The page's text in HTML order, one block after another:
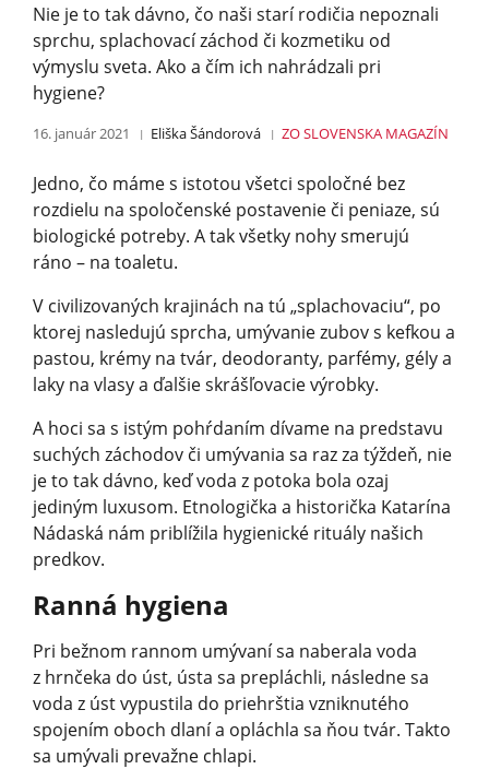
Nie je to tak dávno, čo naši starí rodičia nepoznali
sprchu, splachovací záchod či kozmetiku od
výmyslu sveta. Ako a čím ich nahrádzali pri
hygiene?
16. január 2021 Eliška Šándorová ZO SLOVENSKA MAGAZÍN
Jedno, čo máme s istotou všetci spoločné bez
rozdielu na spoločenské postavenie či peniaze, sú
biologické potreby. A tak všetky nohy smerujú
ráno – na toaletu.
V civilizovaných krajinách na tú „splachovaciu“, po
ktorej nasledujú sprcha, umývanie zubov s kefkou a
pastou, krémy na tvár, deodoranty, parfémy, gély a
laky na vlasy a ďalšie skrášľovacie výrobky.
A hoci sa s istým pohŕdaním dívame na predstavu
suchých záchodov či umývania sa raz za týždeň, nie
je to tak dávno, keď voda z potoka bola ozaj
jediným luxusom. Etnologička a historička Katarína
Nádaská nám priblížila hygienické rituály našich
predkov.
Ranná hygiena
Pri bežnom rannom umývaní sa naberala voda
z hrnčeka do úst, ústa sa prepláchli, následne sa
voda z úst vypustila do priehrštia vzniknutého
spojením oboch dlaní a opláchla sa ňou tvár. Takto
sa umývali prevažne chlapi.